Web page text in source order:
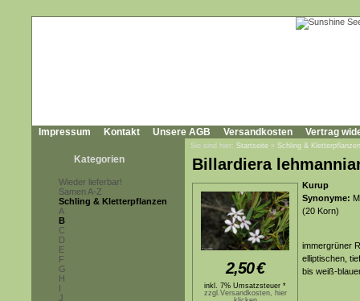
Impressum Kontakt Unsere AGB Versandkosten Vertrag
Kategorien
Wieder lieferbar!
Samen A-Z
Schling & Kletterpflanzen
A
B
C
D
E
F
G
H
I
J
Sie sind hier: Startseite » Schling & Kletterpflanzen
Billardiera
2,50€
inkl. 7% Umsatzsteuer *
zzgl.Versandkosten, hier
Kurup
Synonyme:
(20 Korn)
immergrüner
elliptischen,
bis weiß-